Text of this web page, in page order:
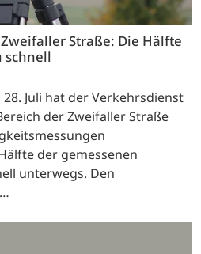
Straße: Die Hälfte
schnell
Juli hat der Verkehrsdienst
der Zweifaller Straße
der gemessenen
unterwegs. Den